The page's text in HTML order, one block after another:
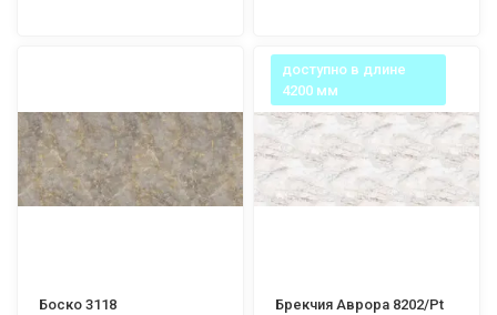
Боско 3118
доступно в длине
4200 мм
Брекчия Аврора 8202/Pt